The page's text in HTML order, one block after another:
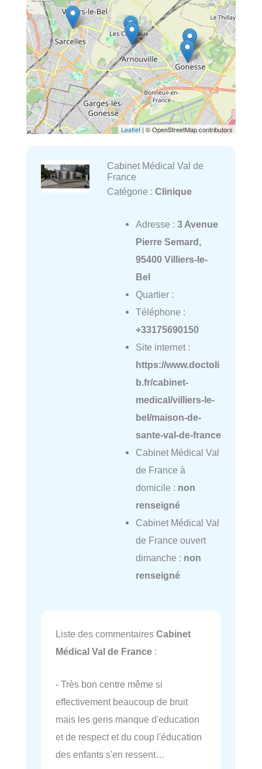
Leaflet | © OpenStreetMap contributors
Cabinet Médical Val de
France
Catégorie : Clinique
Adresse : 3 Avenue
Pierre Semard,
95400 Villiers-le-
Bel
Quartier :
Téléphone :
+33175690150
Site internet :
https://www.doctoli
b.fr/cabinet-
medical/villiers-le-
bel/maison-de-
sante-val-de-france
Cabinet Médical Val
de France à
domicile : non
renseigné
Cabinet Médical Val
de France ouvert
dimanche : non
renseigné
Liste des commentaires Cabinet
Médical Val de France :
- Très bon centre même si
effectivement beaucoup de bruit
mais les gens manque d'education
et de respect et du coup l'éducation
des enfants s'en ressent…